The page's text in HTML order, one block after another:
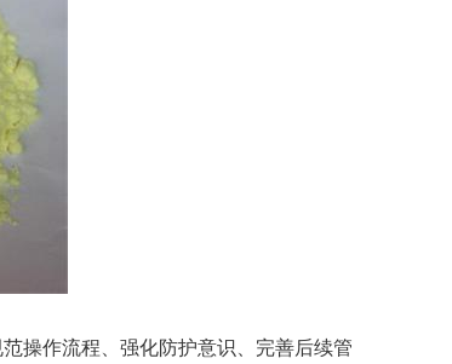
操作流程、强化防护意识、完善后续管